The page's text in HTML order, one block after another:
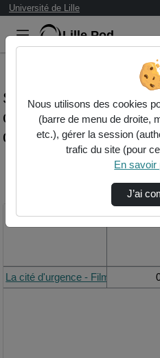
Université de Lille
Lille.Pod
Statistiques de
cité d'urgence - film
de la licence
Titre Vue de
La cité d'urgence - Film réalisé
Nous utilisons des cookies
(barre de menu de droite,
etc.), gérer la session
trafic du site (pour
En savoir
J’ai